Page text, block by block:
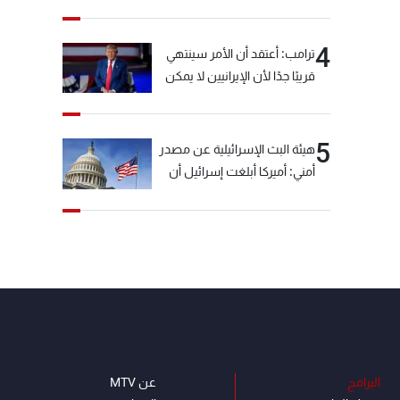
4ترامب: أعتقد أن الأمر سينتهي
قريبًا جدًا لأن الإيرانيين لا يمكن
5هيئة البث الإسرائيلية عن مصدر
أمني: أميركا أبلغت إسرائيل أن
البرامج
عن MTV